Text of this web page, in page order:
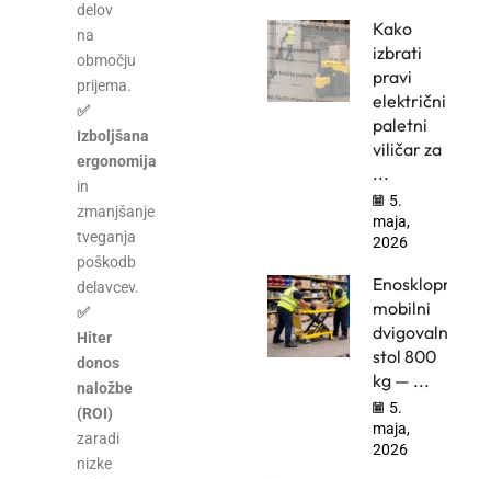
delov
na
območju
prijema.
✅
Izboljšana
ergonomija
in
zmanjšanje
tveganja
poškodb
delavcev.
✅
Hiter
donos
naložbe
(ROI)
zaradi
nizke
Kako
izbrati
pravi
električni
paletni
viličar za
...
5.
maja,
2026
Enosklopni
mobilni
dvigovalni
stol 800
kg — ...
5.
maja,
2026